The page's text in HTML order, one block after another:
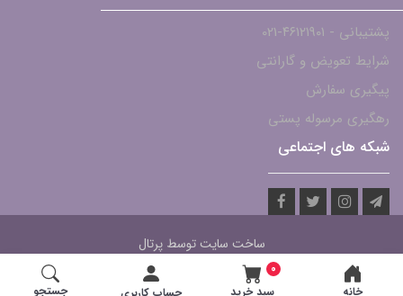
خانه
0
سبد خرید
جستجو
پشتیبانی - ۴۶۱۲۱۹۰۱-021
شرایط تعویض و گارانتی
پیگیری سفارش
رهگیری مرسوله پستی
شبکه های اجتماعی
ساخت سایت توسطپرتال